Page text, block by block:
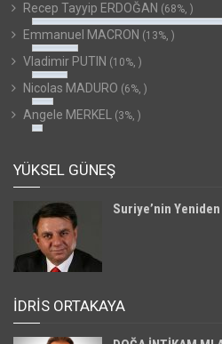
Recep Tayyip ERDOĞAN (68%, )
Emmanuel MACRON (13%, )
Vladimir PUTIN (10%, )
Nicolas MADURO (6%, )
Angele MERKEL (3%, )
YÜKSEL GÜNEŞ
Suriye’nin
İDRİS ORTAKAYA